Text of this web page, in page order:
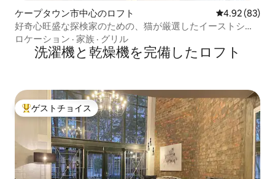
ケープタウン市中心のロフト レビュー83
4.92 (83)
好奇心旺盛な探検家のための、猫が厳選したイーストシテ
ィのロフト
ロケーション · 家族 · グリル
洗濯機と乾燥機を完備したロフト
大好評のゲストチョイスです。
ゲストチョイス